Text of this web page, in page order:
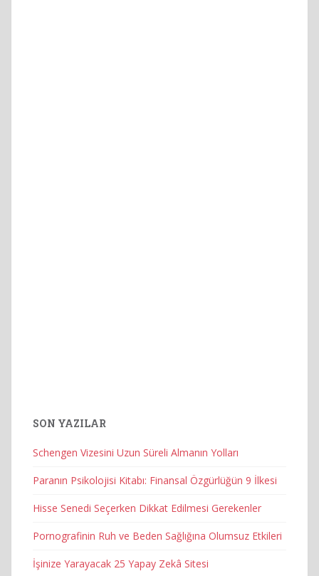
SON YAZILAR
Schengen Vizesini Uzun Süreli Almanın Yolları
Paranın Psikolojisi Kitabı: Finansal Özgürlüğün 9 İlkesi
Hisse Senedi Seçerken Dikkat Edilmesi Gerekenler
Pornografinin Ruh ve Beden Sağlığına Olumsuz Etkileri
İşinize Yarayacak 25 Yapay Zekâ Sitesi